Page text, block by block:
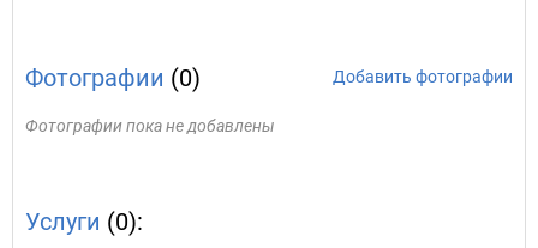
Фотографии (0) Добавить фотографии
Фотографии пока не добавлены
Услуги (0):